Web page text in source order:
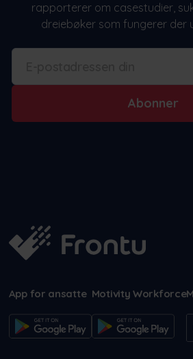
rapporterer om casestudier,
dreiebøker som fungerer der
Abonner
App for ansatte Motivity Workforce